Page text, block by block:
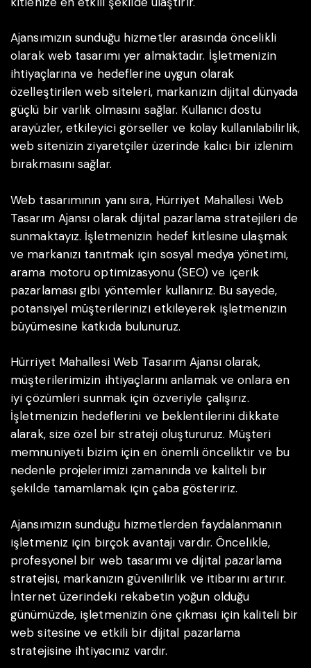
Ajansımızın sunduğu hizmetler arasında öncelikli
olarak web tasarımı yer almaktadır. İşletmenizin
ihtiyaçlarına ve hedeflerine uygun olarak
özelleştirilen web siteleri, markanızın dijital dünyada
güçlü bir varlık olmasını sağlar. Kullanıcı dostu
arayüzler, etkileyici görseller ve kolay kullanılabilirlik,
web sitenizin ziyaretçiler üzerinde kalıcı bir izlenim
bırakmasını sağlar.
Web tasarımının yanı sıra, Hürriyet Mahallesi Web
Tasarım Ajansı olarak dijital pazarlama stratejileri de
sunmaktayız. İşletmenizin hedef kitlesine ulaşmak
ve markanızı tanıtmak için sosyal medya yönetimi,
arama motoru optimizasyonu (SEO) ve içerik
pazarlaması gibi yöntemler kullanırız. Bu sayede,
potansiyel müşterilerinizi etkileyerek işletmenizin
büyümesine katkıda bulunuruz.
Hürriyet Mahallesi Web Tasarım Ajansı olarak,
müşterilerimizin ihtiyaçlarını anlamak ve onlara en
iyi çözümleri sunmak için özveriyle çalışırız.
İşletmenizin hedeflerini ve beklentilerini dikkate
alarak, size özel bir strateji oluştururuz. Müşteri
memnuniyeti bizim için en önemli önceliktir ve bu
nedenle projelerimizi zamanında ve kaliteli bir
şekilde tamamlamak için çaba gösteririz.
Ajansımızın sunduğu hizmetlerden faydalanmanın
işletmeniz için birçok avantajı vardır. Öncelikle,
profesyonel bir web tasarımı ve dijital pazarlama
stratejisi, markanızın güvenilirlik ve itibarını artırır.
İnternet üzerindeki rekabetin yoğun olduğu
günümüzde, işletmenizin öne çıkması için kaliteli bir
web sitesine ve etkili bir dijital pazarlama
stratejisine ihtiyacınız vardır.